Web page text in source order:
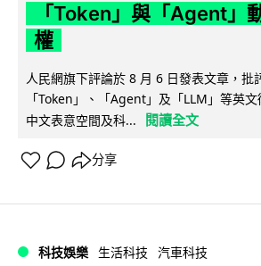
「Token」與「Agent」
權
人民網旗下評論於 8 月 6 日發表文章，批
「Token」、「Agent」及「LLM」等英
中文表意空間及科...
閱讀全文
分享
科技娛樂 生活科技 汽車科技